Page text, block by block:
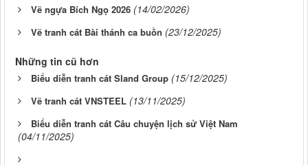
Vẽ ngựa Bích Ngọ 2026 (14/02/2026)
Vẽ tranh cát Bài thánh ca buồn (23/12/2025)
Những tin cũ hơn
Biểu diễn tranh cát Sland Group (15/12/2025)
Vẽ tranh cát VNSTEEL (13/11/2025)
Biểu diễn tranh cát Câu chuyện lịch sử Việt Nam
(04/11/2025)